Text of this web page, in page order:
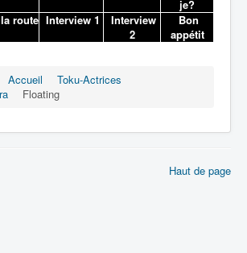
je?
route Interview 1
Interview
2
Bon
appétit
Accueil
Toku-Actrices
Floating
Haut de page